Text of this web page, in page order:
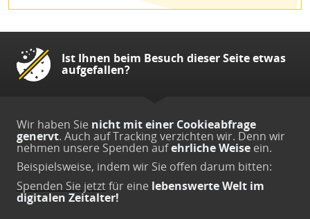
Ist Ihnen beim Besuch dieser Seite etwas
aufgefallen?
Wir haben Sie nicht mit einer Cookieabfrage
genervt. Auch auf Tracking verzichten wir. Denn wir
nehmen unsere Spenden aufehrliche Weise ein.
Beispielsweise, indem wir Sie offen darum bitten:
Spenden Sie jetztfür eine lebenswerte Welt im
digitalen Zeitalter!